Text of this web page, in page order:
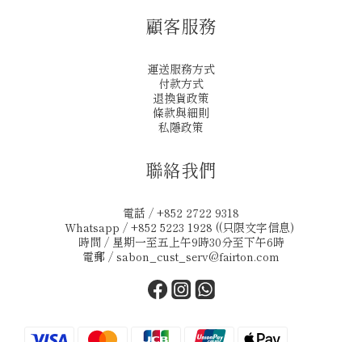
顧客服務
運送服務方式
付款方式
退換貨政策
條款與細則
私隱政策
聯絡我們
電話 / +852 2722 9318
Whatsapp / +852 5223 1928 ((只限文字信息)
時間 / 星期一至五上午9時30分至下午6時
電郵 / sabon_cust_serv@fairton.com